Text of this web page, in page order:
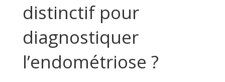
distinctif pour
diagnostiquer
l’endométriose ?